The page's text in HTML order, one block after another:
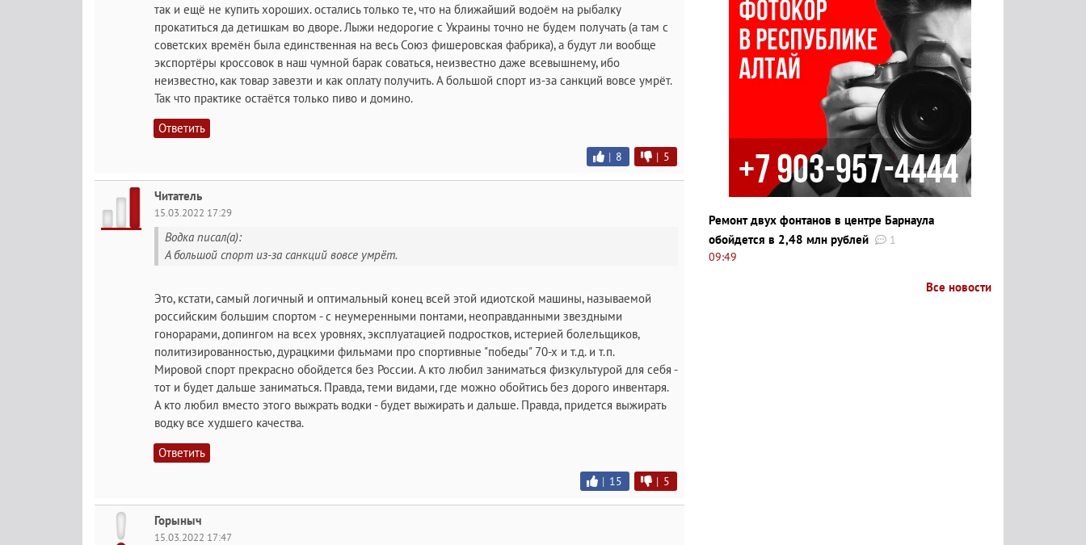
так и ещё не купить хороших. остались только те, что на ближайший водоём на рыбалку
прокатиться да детишкам во дворе. Лыжи недорогие с Украины точно не будем получать (а там с
советских времён была единственная на весь Союз фишеровская фабрика), а будут ли вообще
экспортёры кроссовок в наш чумной барак соваться, неизвестно даже всевышнему, ибо
неизвестно, как товар завезти и как оплату получить. А большой спорт из-за санкций вовсе умрёт.
Так что практике остаётся только пиво и домино.
Ответить
| 8 | 5
Читатель
15.03.2022 17:29
Водка писал(а):
А большой спорт из-за санкций вовсе умрёт.
Это, кстати, самый логичный и оптимальный конец всей этой идиотской машины, называемой
российским большим спортом - с неумеренными понтами, неоправданными звездными
гонорарами, допингом на всех уровнях, эксплуатацией подростков, истерией болельщиков,
политизированностью, дурацкими фильмами про спортивные "победы" 70-х и т.д. и т.п.
Мировой спорт прекрасно обойдется без России. А кто любил заниматься физкультурой для себя -
тот и будет дальше заниматься. Правда, теми видами, где можно обойтись без дорого инвентаря.
А кто любил вместо этого выжрать водки - будет выжирать и дальше. Правда, придется выжирать
водку все худшего качества.
Ответить
| 15 | 5
Горыныч
15.03.2022 17:47
Ремонт двух фонтанов в центре Барнаула
обойдется в 2,48 млн рублей
1
09:49
Все новости